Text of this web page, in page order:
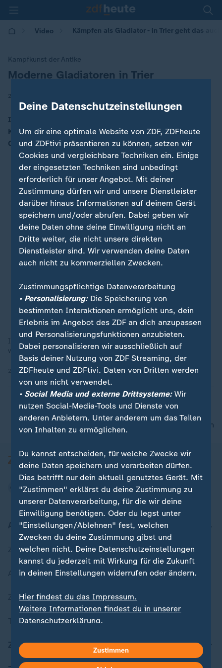
Video Kämpfen als Gladiator - in Trier geht das
Kampfkunst der Antike
:Moderne Gladiatoren in Trier
27.07.2025 | 18:02
In der Gladiatorenschule Trier ist die Kunst des
Kämpfens erlebbar. Doch was machen die modernen
Gladiatorenkämpfe für die Teilnehmer aus?
In Trier wird hart trainiert, um in der Arena zu bestehen. Ganz
wie vor 2.000 Jahren.
27.07.2025 | 1:29 min
nach oben
Aktuell bei ZDFheute
Zuletzt veröffentlicht
Aktuelle Sendungs-Videos
ZDFheute Stories
Themen im Überblick
ZDFheute Update
Deine Datenschutzeinstellungen
Um dir eine optimale Website von ZDF, ZDFheute
und ZDFtivi präsentieren zu können, setzen wir
Cookies und vergleichbare Techniken ein. Einige
der eingesetzten Techniken sind unbedingt
erforderlich für unser Angebot. Mit deiner
Zustimmung dürfen wir und unsere Dienstleister
darüber hinaus Informationen auf deinem Gerät
speichern und/oder abrufen. Dabei geben wir
deine Daten ohne deine Einwilligung nicht an
Dritte weiter, die nicht unsere direkten
Dienstleister sind. Wir verwenden deine Daten
auch nicht zu kommerziellen Zwecken.
Zustimmungspflichtige Datenverarbeitung
• Personalisierung:Die Speicherung von
bestimmten Interaktionen ermöglicht uns, dein
Erlebnis im Angebot des ZDF an dich anzupassen
und Personalisierungsfunktionen anzubieten.
Dabei personalisieren wir ausschließlich auf
Basis deiner Nutzung von ZDF Streaming, der
ZDFheute und ZDFtivi. Daten von Dritten werden
von uns nicht verwendet.
• Social Media und externe Drittsysteme:Wir
nutzen Social-Media-Tools und Dienste von
anderen Anbietern. Unter anderem um das Teilen
von Inhalten zu ermöglichen.
Du kannst entscheiden, für welche Zwecke wir
deine Daten speichern und verarbeiten dürfen.
Dies betrifft nur dein aktuell genutztes Gerät. Mit
"Zustimmen" erklärst du deine Zustimmung zu
unserer Datenverarbeitung, für die wir deine
Einwilligung benötigen. Oder du legst unter
"Einstellungen/Ablehnen" fest, welchen
Zwecken du deine Zustimmung gibst und
welchen nicht. Deine Datenschutzeinstellungen
kannst du jederzeit mit Wirkung für die Zukunft
in deinen Einstellungen widerrufen oder ändern.
Hier findest du das Impressum.
Weitere Informationen findest du in unserer
Datenschutzerklärung.
Zustimmen